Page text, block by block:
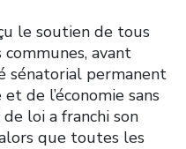
le soutien de tous
avant
sénatorial permanent
de l’économie sans
loi a franchi son
que toutes les